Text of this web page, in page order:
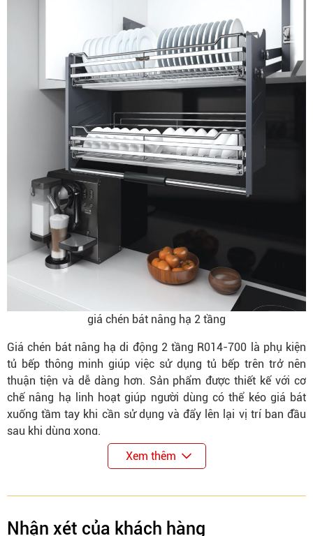
giá chén bát nâng hạ 2 tầng
Giá chén bát nâng hạ di động 2 tầng R014-700 là phụ kiện
tủ bếp thông minh giúp việc sử dụng tủ bếp trên trở nên
thuận tiện và dễ dàng hơn. Sản phẩm được thiết kế với cơ
chế nâng hạ linh hoạt giúp người dùng có thể kéo giá bát
xuống tầm tay khi cần sử dụng và đẩy lên lại vị trí ban đầu
sau khi dùng xong.
Giá chén bát R014-700 đặc biệt phù hợp với những tủ bếp
trên có chiều cao lớn. Nhờ cơ chế trợ lực thông minh, người
lực. Điều này giúp việc lấy chén bát trở nên an toàn và tiện
khiêm tốn.
Xem thêm
Nhận xét của khách hàng